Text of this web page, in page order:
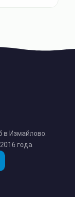
в Измайлово.
года.